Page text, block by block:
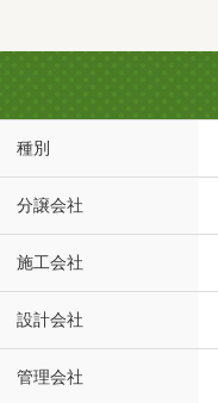
種別
分譲会社
施工会社
設計会社
管理会社